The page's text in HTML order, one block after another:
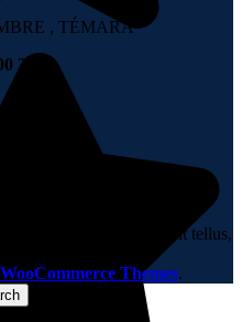
, TÉMARA
36
adipiscing elit. Ut elit tellus,
dapibus leo.
WooCommerce Themes.